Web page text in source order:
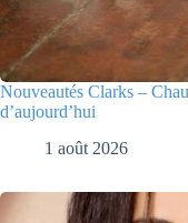
Nouveautés Clarks –
d’aujourd’hui
1 août 2026